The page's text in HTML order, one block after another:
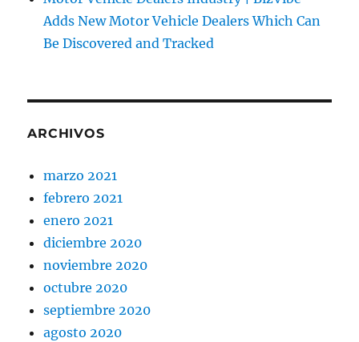
Adds New Motor Vehicle Dealers Which Can
Be Discovered and Tracked
ARCHIVOS
marzo 2021
febrero 2021
enero 2021
diciembre 2020
noviembre 2020
octubre 2020
septiembre 2020
agosto 2020